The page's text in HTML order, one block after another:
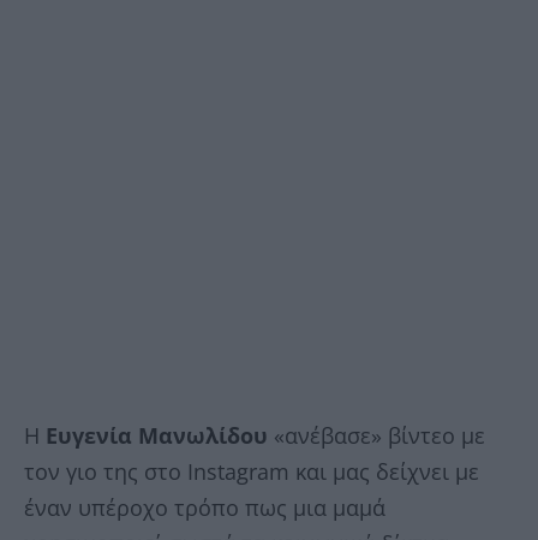
Η Ευγενία Μανωλίδου «ανέβασε» βίντεο με
τον γιο της στο Ιnstagram και μας δείχνει με
έναν υπέροχο τρόπο πως μια μαμά